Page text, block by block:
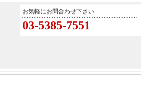
お気軽にお問合わせ下さい
03-5385-7551